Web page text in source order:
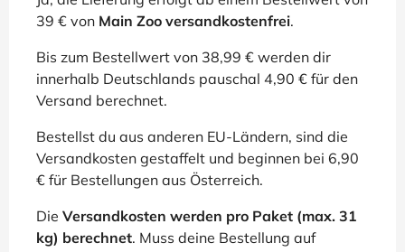
39 € von Main Zoo versandkostenfrei.
Bis zum Bestellwert von 38,99 € werden dir
innerhalb Deutschlands pauschal 4,90 € für den
Versand berechnet.
Bestellst du aus anderen EU-Ländern, sind die
Versandkosten gestaffelt und beginnen bei 6,90
€ für Bestellungen aus Österreich.
Die Versandkosten werden pro Paket (max. 31
kg) berechnet. Muss deine Bestellung auf